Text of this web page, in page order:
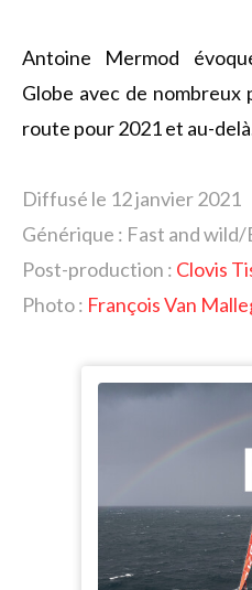
Antoine Mermod
Globe avec de nombreux
route pour 2021 et au-
Diffusé le 12 janvier 2021
Générique : Fast and
Post-production : Clovis
Photo : François Van